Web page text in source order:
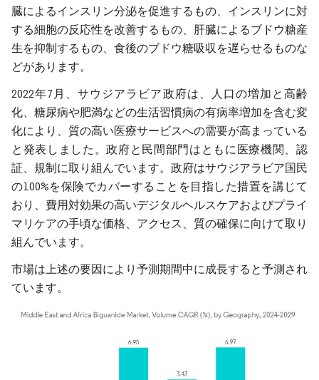
臓によるインスリン分泌を促進するもの、インスリンに対
する細胞の反応性を改善するもの、肝臓によるブドウ糖産
生を抑制するもの、食後のブドウ糖吸収を遅らせるものな
どがあります。
2022年7月、サウジアラビア政府は、人口の増加と高齢
化、糖尿病や肥満などの生活習慣病の有病率増加を含む変
化により、質の高い医療サービスへの需要が高まっている
と発表しました。政府と民間部門はともに医療機関、認
証、規制に取り組んでいます。政府はサウジアラビア国民
の100%を保険でカバーすることを目指した措置を講じて
おり、費用対効果の高いデジタルヘルスケアおよびプライ
マリケアの手頃な価格、アクセス、質の確保に向けて取り
組んでいます。
市場は上述の要因により予測期間中に成長すると予測され
ています。